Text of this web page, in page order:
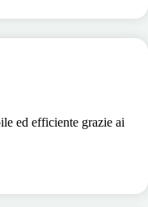
ed efficiente grazie ai